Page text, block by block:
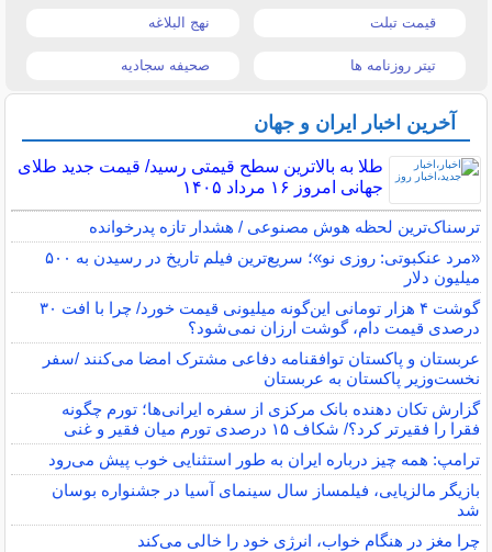
قیمت تبلت نهج البلاغه
تیتر روزنامه ها صحیفه سجادیه
آخرین اخبار ایران و جهان
طلا به بالاترین سطح قیمتی رسید/ قیمت جدید طلای
جهانی امروز ۱۶ مرداد ۱۴۰۵
ترسناک‌ترین لحظه هوش مصنوعی / هشدار تازه پدرخوانده
«مرد عنکبوتی: روزی نو»؛ سریع‌ترین فیلم تاریخ در رسیدن به ۵۰۰
میلیون دلار
گوشت ۴ هزار تومانی این‌گونه میلیونی قیمت خورد/ چرا با افت ۳۰
درصدی قیمت دام، گوشت ارزان نمی‌شود؟
عربستان و پاکستان توافقنامه دفاعی مشترک امضا می‌کنند /سفر
نخست‌وزیر پاکستان به عربستان
گزارش تکان‌ دهنده بانک مرکزی از سفره ایرانی‌ها؛ تورم چگونه
فقرا را فقیرتر کرد؟/ شکاف ۱۵ درصدی تورم میان فقیر و غنی
ترامپ: همه چیز درباره ایران به طور استثنایی خوب پیش می‌رود
بازیگر مالزیایی، فیلمساز سال سینمای آسیا در جشنواره بوسان
شد
چرا مغز در هنگام خواب، انرژی خود را خالی می‌کند